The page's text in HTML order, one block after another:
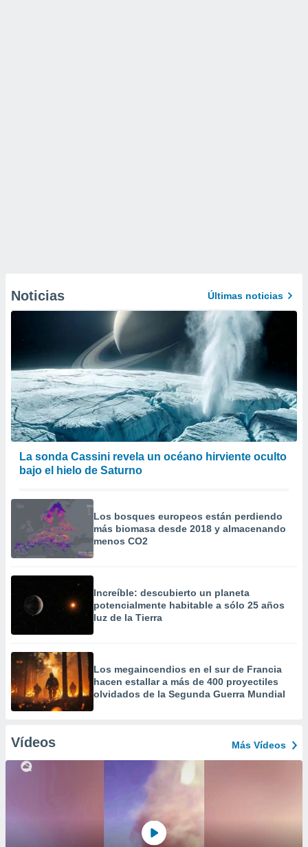
Noticias Últimas noticias
La sonda Cassini revela un océano hirviente oculto
bajo el hielo de Saturno
Los bosques europeos están perdiendo
más biomasa desde 2018 y almacenando
menos CO2
Increíble: descubierto un planeta
potencialmente habitable a sólo 25 años
luz de la Tierra
Los megaincendios en el sur de Francia
hacen estallar a más de 400 proyectiles
olvidados de la Segunda Guerra Mundial
Vídeos Más Vídeos